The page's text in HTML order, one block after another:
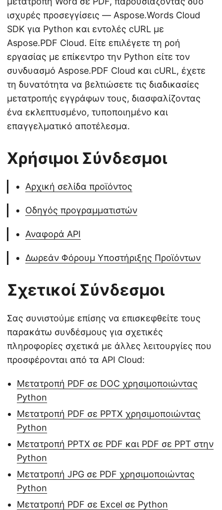
ισχυρές προσεγγίσεις — Aspose.Words Cloud
SDK για Python και εντολές cURL με
Aspose.PDF Cloud. Είτε επιλέγετε τη ροή
εργασίας με επίκεντρο την Python είτε τον
συνδυασμό Aspose.PDF Cloud και cURL, έχετε
τη δυνατότητα να βελτιώσετε τις διαδικασίες
μετατροπής εγγράφων τους, διασφαλίζοντας
ένα εκλεπτυσμένο, τυποποιημένο και
επαγγελματικό αποτέλεσμα.
Χρήσιμοι Σύνδεσμοι
Αρχική σελίδα προϊόντος
Οδηγός προγραμματιστών
Αναφορά API
Δωρεάν Φόρουμ Υποστήριξης Προϊόντων
Σχετικοί Σύνδεσμοι
Σας συνιστούμε επίσης να επισκεφθείτε τους
παρακάτω συνδέσμους για σχετικές
πληροφορίες σχετικά με άλλες λειτουργίες που
προσφέρονται από τα API Cloud:
Μετατροπή PDF σε DOC χρησιμοποιώντας
Python
Μετατροπή PDF σε PPTX χρησιμοποιώντας
Python
Μετατροπή PPTX σε PDF και PDF σε PPT στην
Python
Μετατροπή JPG σε PDF χρησιμοποιώντας
Python
Μετατροπή PDF σε Excel σε Python